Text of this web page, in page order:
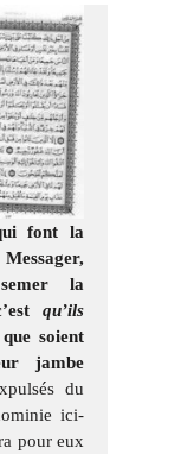
font la
la
qu’ils
soient
jambe
du
ici-
pour eux